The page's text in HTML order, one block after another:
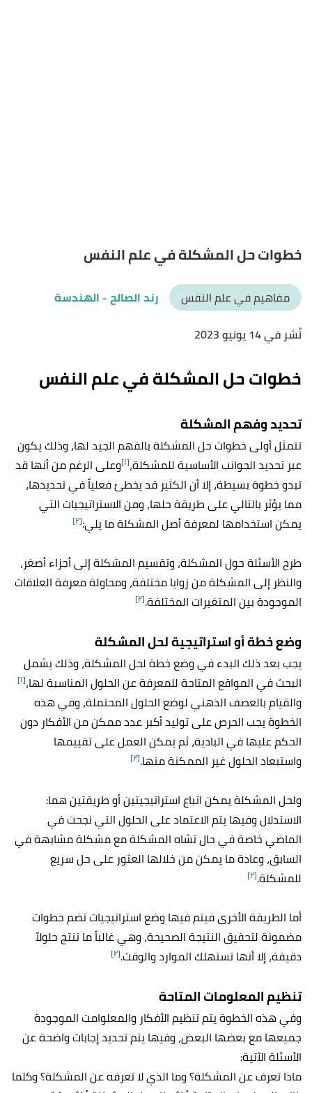
خطوات حل المشكلة في علم النفس
مفاهيم في علم النفس رند الصالح- الهندسة
نُشر في 14 يونيو 2023
خطوات حل المشكلة في علم النفس
تحديد وفهم المشكلة
تتمثل أولى خطوات حل المشكلة بالفهم الجيد لها، وذلك يكون
عبر تحديد الجوانب الأساسية للمشكلة،[١] وعلى الرغم من أنها قد
تبدو خطوة بسيطة، إلا أن الكثير قد يخطئ فعلياً في تحديدها،
مما يؤثر بالتالي على طريقة حلها، ومن الاستراتيجيات التي
يمكن استخدامها لمعرفة أصل المشكلة ما يلي:[٢]
طرح الأسئلة حول المشكلة، وتقسيم المشكلة إلى أجزاء أصغر،
والنظر إلى المشكلة من زوايا مختلفة، ومحاولة معرفة العلاقات
الموجودة بين المتغيرات المختلفة.[٢]
وضع خطة أو استراتيجية لحل المشكلة
يجب بعد ذلك البدء في وضع خطة لحل المشكلة، وذلك يشمل
البحث في المواقع المتاحة للمعرفة عن الحلول المناسبة لها،[١]
والقيام بالعصف الذهني لوضع الحلول المحتملة، وفي هذه
الخطوة يجب الحرص على توليد أكبر عدد ممكن من الأفكار دون
الحكم عليها في البادية، ثم يمكن العمل على تقييمها
واستبعاد الحلول غير الممكنة منها.[٢]
ولحل المشكلة يمكن اتباع استراتيجيتين أو طريقتين هما:
الاستدلال وفيها يتم الاعتماد على الحلول التي نجحت في
الماضي خاصة في حال تشاه المشكلة مع مشكلة مشابهة في
السابق، وعادة ما يمكن من خلالها العثور على حل سريع
للمشكلة.[٢]
أما الطريقة الأخرى فيتم فيها وضع استراتيجيات تضم خطوات
مضمونة لتحقيق النتيجة الصحيحة، وهي غالباً ما تنتج حلولاً
دقيقة، إلا أنها تستهلك الموارد والوقت.[٢]
تنظيم المعلومات المتاحة
وفي هذه الخطوة يتم تنظيم الأفكار والمعلوامت الموجودة
جميعها مع بعضها البعض، وفيها يتم تحديد إجابات واضحة عن
الأسئلة الآتية:
ماذا تعرف عن المشكلة؟ وما الذي لا تعرفه عن المشكلة؟ وكلما